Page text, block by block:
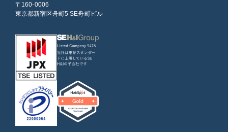
〒160-0006
東京都新宿区舟町5 SE舟町ビル